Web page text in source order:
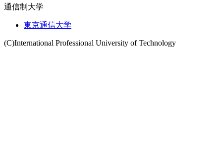
通信制大学
東京通信大学
(C)International Professional University of Technology